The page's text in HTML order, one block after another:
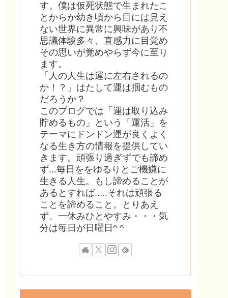
す。僕は仮死状態で生まれたこ
とからか幼き頃から目には見え
ない世界に異常に興味があり不
思議体験多々、直感力に目覚め
その思いが覚めやらず今に至り
ます。
「人の人生は運に左右されるの
か！？」はたして運は掴むもの
だろうか？
このブログでは「運は取り込み
貯めるもの」という「運活」を
テーマにドンドン運が良くよく
なる生き方の情報を提供してい
きます。頑張り過ぎずでも諦め
ず...毎日ををゆるりとご機嫌に
生きる人生。もし諦めることが
あるとすれば.....それは頑張る
ことを諦めること。とりあえ
ず、一休みひとやすみ・・・気
分は毎日が日曜日^ ^